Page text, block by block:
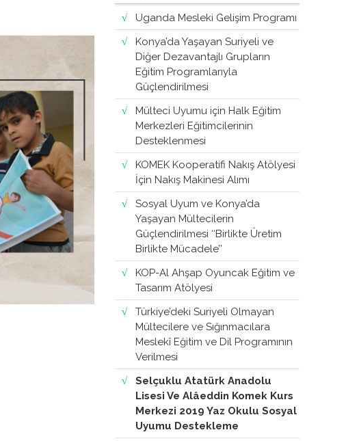
Uganda Mesleki Gelişim Programı
Konya’da Yaşayan Suriyeli ve
Diğer Dezavantajlı Grupların
Eğitim Programlarıyla
Güçlendirilmesi
Mülteci Uyumu için Halk Eğitim
Merkezleri Eğitimcilerinin
Desteklenmesi
KOMEK Kooperatifi Nakış Atölyesi
İçin Nakış Makinesi Alımı
Sosyal Uyum ve Konya’da
Yaşayan Mültecilerin
Güçlendirilmesi ‘‘Birlikte Üretim
Birlikte Mücadele’’
KOP-Al Ahşap Oyuncak Eğitim ve
Tasarım Atölyesi
Türkiye’deki Suriyeli Olmayan
Mültecilere ve Sığınmacılara
Meslekî Eğitim ve Dil Programının
Verilmesi
Selçuklu Atatürk Anadolu
Lisesi Ve Alâeddin Komek Kurs
Merkezi 2019 Yaz Okulu Sosyal
Uyumu Destekleme